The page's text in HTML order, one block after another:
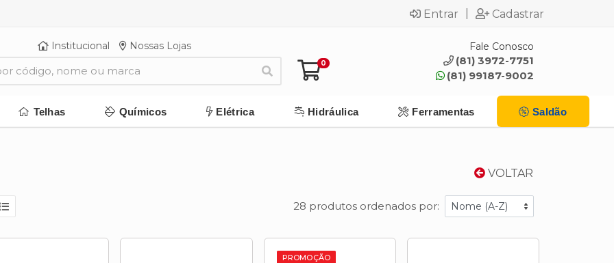
Entrar Cadastrar
Institucional Nossas Lojas
0
Fale Conosco
(81) 3972-7751
(81) 99187-9002
Telhas Químicos Elétrica Hidráulica Ferramentas Saldão
VOLTAR
28 produtos ordenados por:
PROMOÇÃO